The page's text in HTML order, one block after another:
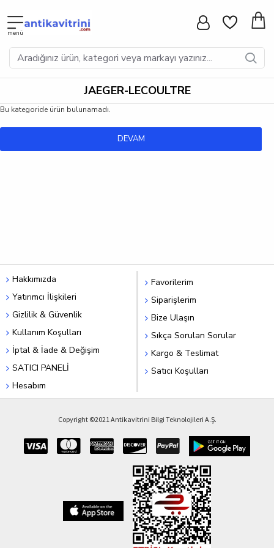
JAEGER-LECOULTRE
Bu kategoride ürün bulunamadı.
DEVAM
Hakkımızda
Yatırımcı İlişkileri
Gizlilik & Güvenlik
Kullanım Koşulları
İptal & İade & Değişim
SATICI PANELİ
Hesabım
Favorilerim
Siparişlerim
Bize Ulaşın
Sıkça Sorulan Sorular
Kargo & Teslimat
Satıcı Koşulları
Copyright ©2021 Antikavitrini Bilgi Teknolojileri A.Ş.